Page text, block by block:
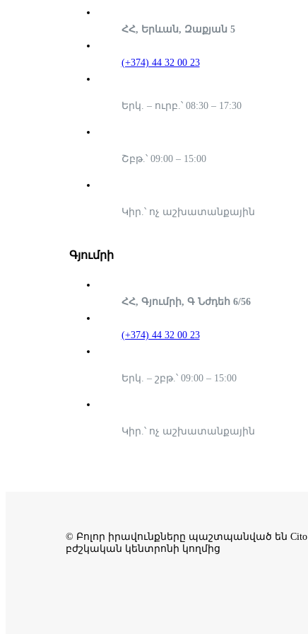
ՀՀ, Երևան, Զաքյան 5
(+374) 44 32 00 23
Երկ. – ուրբ.՝ 08:30 – 17:30
Շբթ.՝ 09:00 – 15:00
Կիր.՝ ոչ աշխատանքային
Գյումրի
ՀՀ, Գյումրի, Գ Նժդեհ 6/56
(+374) 44 32 00 23
Երկ. – շբթ.՝ 09:00 – 15:00
Կիր.՝ ոչ աշխատանքային
© Բոլոր իրավունքները պաշտպանված են Cito
բժշկական կենտրոնի կողմից